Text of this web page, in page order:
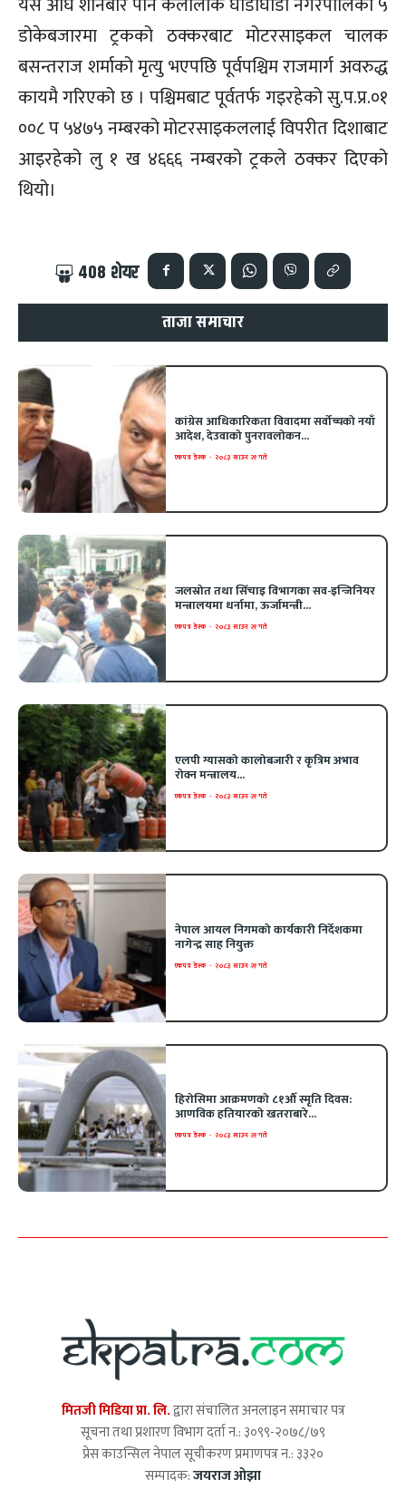
डोकेबजारमा ट्रकको ठक्करबाट मोटरसाइकल चालक
बसन्तराज शर्माको मृत्यु भएपछि पूर्वपश्चिम राजमार्ग अवरुद्ध
कायमै गरिएको छ । पश्चिमबाट पूर्वतर्फ गइरहेको सु.प.प्र.०१
००८ प ५४७५ नम्बरको मोटरसाइकललाई विपरीत दिशाबाट
आइरहेको लु १ ख ४६६६ नम्बरको ट्रकले ठक्कर दिएको
थियो।
408 शेयर
ताजा समाचार
कांग्रेस आधिकारिकता विवादमा सर्वोच्चको नयाँ
आदेश, देउवाको पुनरावलोकन...
एकपत्र डेस्क - २०८३ साउन २१ गते
जलस्रोत तथा सिँचाइ विभागका सव-इन्जिनियर
मन्त्रालयमा धर्नामा, ऊर्जामन्त्री...
एकपत्र डेस्क - २०८३ साउन २१ गते
एलपी ग्यासको कालोबजारी र कृत्रिम अभाव
रोक्न मन्त्रालय...
एकपत्र डेस्क - २०८३ साउन २१ गते
नेपाल आयल निगमको कार्यकारी निर्देशकमा
नागेन्द्र साह नियुक्त
एकपत्र डेस्क - २०८३ साउन २१ गते
हिरोसिमा आक्रमणको ८१औँ स्मृति दिवस:
आणविक हतियारको खतराबारे...
एकपत्र डेस्क - २०८३ साउन २१ गते
मितजी मिडिया प्रा. लि.द्वारा संचालित अनलाइन समाचार पत्र
सूचना तथा प्रशारण विभाग दर्ता न.: ३०९९-२०७८/७९
प्रेस काउन्सिल नेपाल सूचीकरण प्रमाणपत्र न.: ३३२०
सम्पादक:जयराज ओझा